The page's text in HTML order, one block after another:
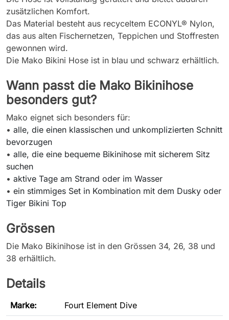
zusätzlichen Komfort.
Das Material besteht aus recyceltem ECONYL® Nylon,
das aus alten Fischernetzen, Teppichen und Stoffresten
gewonnen wird.
Die Mako Bikini Hose ist in blau und schwarz erhältlich.
Wann passt die Mako Bikinihose
besonders gut?
Mako eignet sich besonders für:
• alle, die einen klassischen und unkomplizierten Schnitt
bevorzugen
• alle, die eine bequeme Bikinihose mit sicherem Sitz
suchen
• aktive Tage am Strand oder im Wasser
• ein stimmiges Set in Kombination mit dem Dusky oder
Tiger Bikini Top
Grössen
Die Mako Bikinihose ist in den Grössen 34, 26, 38 und
38 erhältlich.
Details
Marke: Fourt Element Dive